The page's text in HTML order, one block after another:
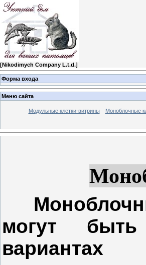
[Nikodimych Company L.t.d.]
Форма входа
Меню сайта
Модульные клетки-витрины Моноблочные
могут
вариантах